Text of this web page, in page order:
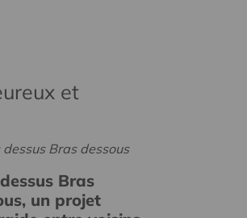
et
Bras
un projet